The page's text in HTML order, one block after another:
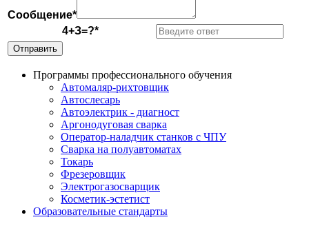
Сообщение*
4+З=?*
Программы профессионального обучения
Автомаляр-рихтовщик
Автослесарь
Автоэлектрик - диагност
Аргонодуговая сварка
Оператор-наладчик станков с ЧПУ
Сварка на полуавтоматах
Токарь
Фрезеровщик
Электрогазосварщик
Косметик-эстетист
Образовательные стандарты